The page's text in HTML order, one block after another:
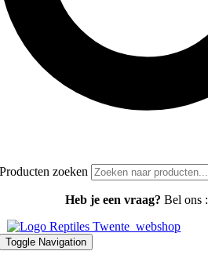
Producten zoeken
Heb je een vraag? Bel ons :
Toggle Navigation